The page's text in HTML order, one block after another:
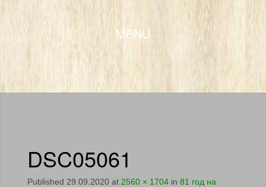
MENU
SKIP TO CONTENT
DSC05061
Published 29.09.2020 at 2560 × 1704 in 81 год на